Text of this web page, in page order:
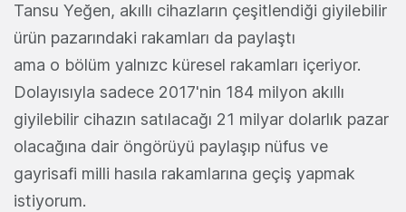
Tansu Yeğen, akıllı cihazların çeşitlendiği giyilebilir
ürün pazarındaki rakamları da paylaştı
ama o bölüm yalnızc küresel rakamları içeriyor.
Dolayısıyla sadece 2017'nin 184 milyon akıllı
giyilebilir cihazın satılacağı 21 milyar dolarlık pazar
olacağına dair öngörüyü paylaşıp nüfus ve
gayrisafi milli hasıla rakamlarına geçiş yapmak
istiyorum.